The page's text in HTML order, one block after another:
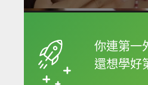
你連第一
還想學好